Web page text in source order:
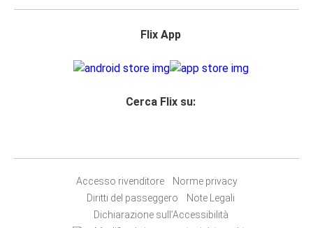
Flix App
Cerca Flix su:
Accesso rivenditore
Norme privacy
Diritti del passeggero
Note Legali
Dichiarazione sull’Accessibilità